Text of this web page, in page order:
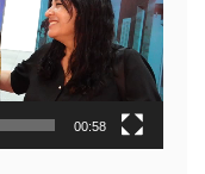
00:58